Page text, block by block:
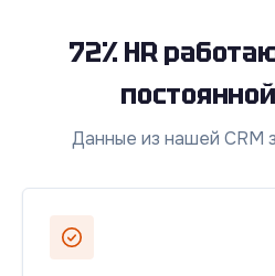
72% HR
Данные из нашей CRM